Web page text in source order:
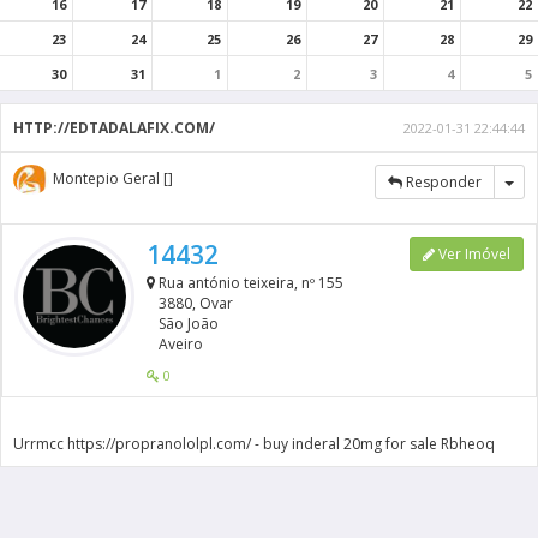
16
17 18 19 20 21
22
23
24 25 26 27 28
29
30
31 1 2 3 4 5
HTTP://EDTADALAFIX.COM/ 2022-01-31 22:44:44
Montepio Geral [] Responder
14432
Rua antónio teixeira, nº 155
3880, Ovar
São João
Aveiro
0
Ver Imóvel
Urrmcc https://propranololpl.com/ - buy inderal 20mg for sale Rbheoq